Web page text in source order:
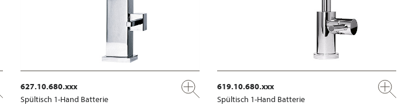
627.10.680.xxx
Spültisch 1-Hand Batterie
619.10.680.xxx
Spültisch 1-Hand Batterie